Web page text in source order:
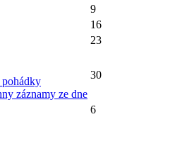
9
16
23
záznamy ze dne
30
6